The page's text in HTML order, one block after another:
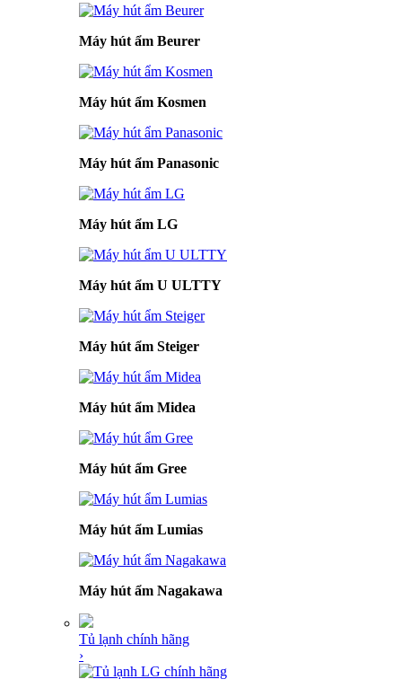
Máy hút ẩm Beurer
Máy hút ẩm Kosmen
Máy hút ẩm Panasonic
Máy hút ẩm LG
Máy hút ẩm U ULTTY
Máy hút ẩm Steiger
Máy hút ẩm Midea
Máy hút ẩm Gree
Máy hút ẩm Lumias
Máy hút ẩm Nagakawa
Tủ lạnh chính hãng
›